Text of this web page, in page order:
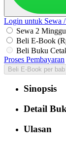
Login untuk Sewa
Sewa 2
Beli E-Book
Beli Buku
Proses Pembayaran
Beli E-Book per bab
Sinopsis
Detail
Ulasan